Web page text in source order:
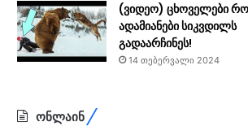
(ვიდეო) ცხოველები
ადამიანები სიკვდილს
გადაარჩინეს!
14 თებერვალი 2024
ონლაინ